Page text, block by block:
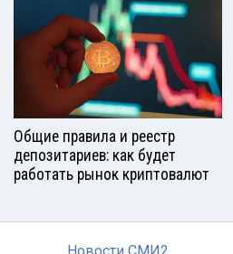
Общие правила и реестр
депозитариев: как будет
работать рынок криптовалют